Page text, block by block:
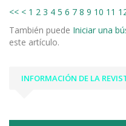
<< < 1 2 3 4 5 6 7 8 9 10 11
También puede Iniciar una
este artículo.
INFORMACIÓN DE LA